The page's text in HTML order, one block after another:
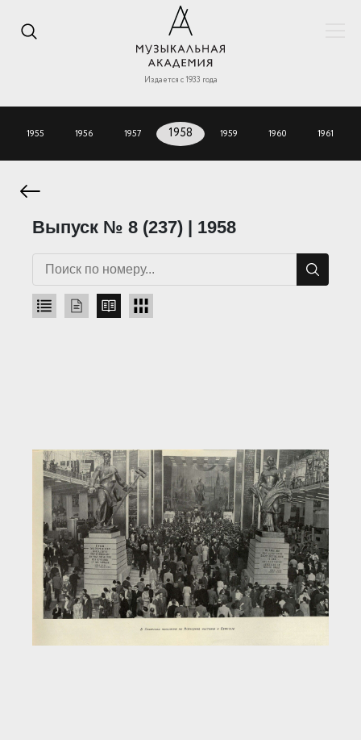
Издается с 1933 года
1955 1956 1957 1958 1959 1960 1961
Выпуск № 8 (237) | 1958
Загрузка...